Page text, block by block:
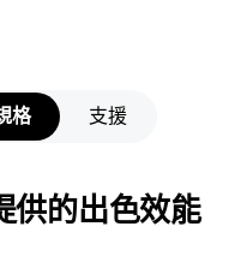
格 支援
供的出色效能